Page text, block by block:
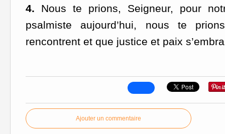
4. Nous te prions, Seigneur, pour
psalmiste aujourd’hui, nous te
rencontrent et que justice et paix
Ajouter un commentaire